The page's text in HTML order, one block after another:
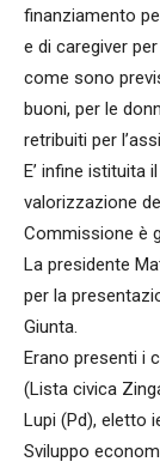
finanziamento
e di caregiver
come sono
buoni, per le
retribuiti per
E’ infine istituita
valorizzazione
Commissione è
La presidente
per la
Giunta.
Erano presenti i
(Lista civica
Lupi (Pd), eletto
Sviluppo